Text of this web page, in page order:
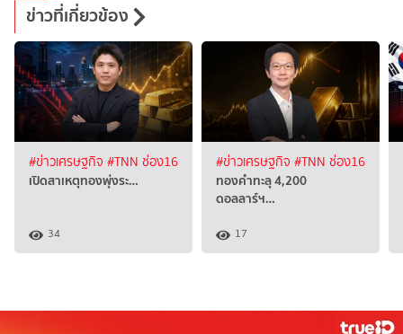
ข่าวที่เกี่ยวข้อง
#ข่าวเศรษฐกิจ #TNN ช่อง16
เปิดสาเหตุทองพุ่งระ…
34
#ข่าวเศรษฐกิจ #TNN ช่อง16
ทองคำทะลุ 4,200
ดอลลาร์ฯ…
17